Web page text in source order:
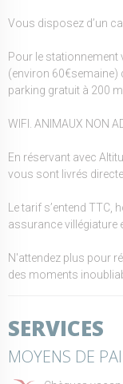
Vous disposez d’un
Pour le
(environ 60€semaine)
parking gratuit à 200
WIFI. ANIMAUX NON
En réservant avec
vous sont livrés
Le tarif s’entend
assurance villégiature
N'attendez plus pour
des moments
SERVICES
MOYENS DE